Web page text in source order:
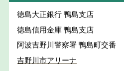
徳島大正銀行 鴨島支店
徳島信用金庫 鴨島支店
阿波吉野川警察署 鴨島町交番
吉野川市アリーナ